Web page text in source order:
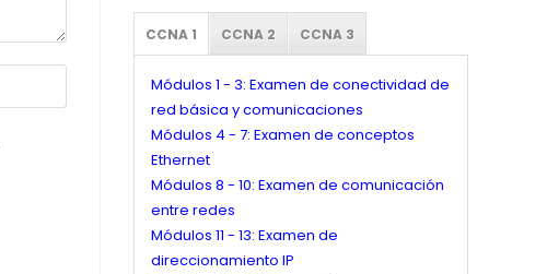
CCNA 1 CCNA 2 CCNA 3
Módulos 1 - 3: Examen de conectividad de
red básica y comunicaciones
Módulos 4 - 7: Examen de conceptos
Ethernet
Módulos 8 - 10: Examen de comunicación
entre redes
Módulos 11 - 13: Examen de
direccionamiento IP